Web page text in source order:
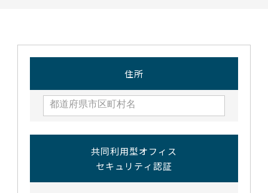
住所
共同利用型オフィス
セキュリティ認証